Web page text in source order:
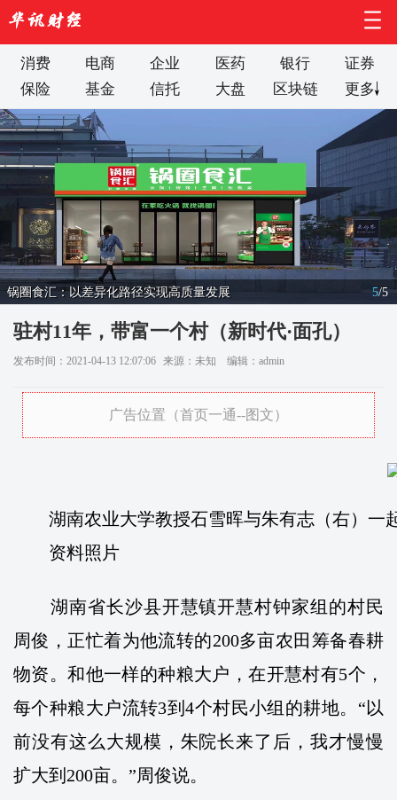
消费 电商 企业 医药 银行
证券
保险
基金 信托 大盘 区块链 更多
锅圈食汇：以差异化路径实现高质量发展 5/5
驻村11年，带富一个村（新时代·面孔）
发布时间：2021-04-13 12:07:06 来源：未知 编辑：admin
广告位置（首页一通--图文）
湖南农业大学教授石雪晖与朱有志（右）一
资料照片
湖南省长沙县开慧镇开慧村钟家组的村民
周俊，正忙着为他流转的200多亩农田筹备春耕
物资。和他一样的种粮大户，在开慧村有5个，
每个种粮大户流转3到4个村民小组的耕地。“以
前没有这么大规模，朱院长来了后，我才慢慢
扩大到200亩。”周俊说。